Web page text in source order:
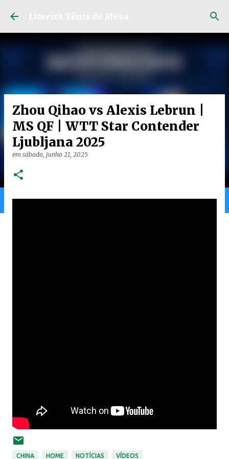
Home Limeira Gran Ranking
Zhou Qihao vs Alexis Lebrun |
MS QF | WTT Star Contender
Ljubljana 2025
em sábado, junho 21, 2025
CHINA HOME NOTÍCIAS VÍDEOS